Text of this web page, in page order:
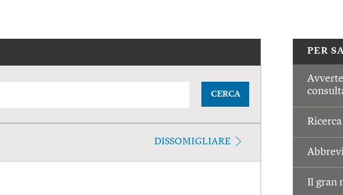
PER
Il gran
CERCA
DISSOMIGLIARE